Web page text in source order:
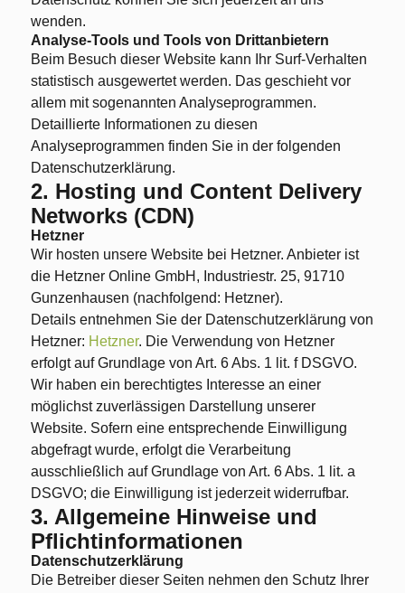
wenden.
Analyse-Tools und Tools von Drittanbietern
Beim Besuch dieser Website kann Ihr Surf-Verhalten
statistisch ausgewertet werden. Das geschieht vor
allem mit sogenannten Analyseprogrammen.
Detaillierte Informationen zu diesen
Analyseprogrammen finden Sie in der folgenden
Datenschutzerklärung.
2. Hosting und Content Delivery
Networks (CDN)
Hetzner
Wir hosten unsere Website bei Hetzner. Anbieter ist
die Hetzner Online GmbH, Industriestr. 25, 91710
Gunzenhausen (nachfolgend: Hetzner).
Details entnehmen Sie der Datenschutzerklärung von
Hetzner: Hetzner. Die Verwendung von Hetzner
erfolgt auf Grundlage von Art. 6 Abs. 1 lit. f DSGVO.
Wir haben ein berechtigtes Interesse an einer
möglichst zuverlässigen Darstellung unserer
Website. Sofern eine entsprechende Einwilligung
abgefragt wurde, erfolgt die Verarbeitung
ausschließlich auf Grundlage von Art. 6 Abs. 1 lit. a
DSGVO; die Einwilligung ist jederzeit widerrufbar.
3. Allgemeine Hinweise und
Pflichtinformationen
Datenschutzerklärung
Die Betreiber dieser Seiten nehmen den Schutz Ihrer